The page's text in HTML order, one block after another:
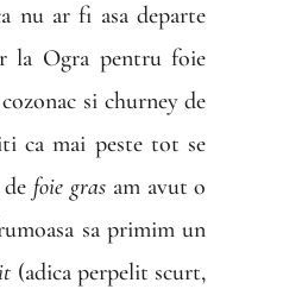
nu ar fi asa departe
la Ogra pentru foie
si churney de
ca mai peste tot se
foie grasam avut o
sa primim un
(adica perpelit scurt,